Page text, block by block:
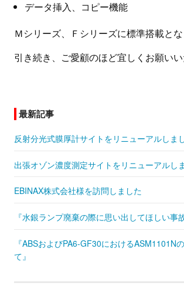
データ挿入、コピー機能
Ｍシリーズ、Ｆシリーズに標準搭載とな
引き続き、ご愛顧のほど宜しくお願いい
最新記事
反射分光式膜厚計サイトをリニューアルしま
出張オゾン濃度測定サイトをリニューアルし
EBINAX株式会社様を訪問しました
『水銀ランプ廃棄の際に思い出してほしい事
『ABSおよびPA6-GF30におけるASM1101N
て』